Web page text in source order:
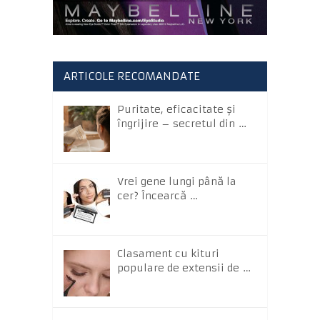
ARTICOLE RECOMANDATE
Puritate, eficacitate și
îngrijire – secretul din …
Vrei gene lungi până la
cer? Încearcă …
Clasament cu kituri
populare de extensii de …